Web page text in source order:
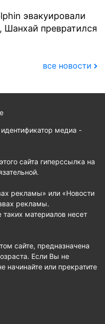
эвакуировали
Шанхай превратился
все новости
медиа -
сайта гиперссылка на
рекламы» или «Новости
рекламы.
материалов несет
сайте, предназначена
Если Вы не
начинайте или прекратите